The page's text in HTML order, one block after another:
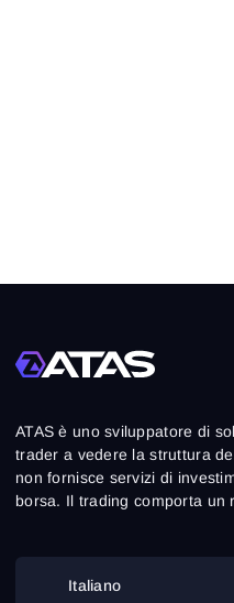
ATAS è uno sviluppatore di
trader a vedere la struttura
non fornisce servizi di
borsa. Il trading comporta un
Italiano